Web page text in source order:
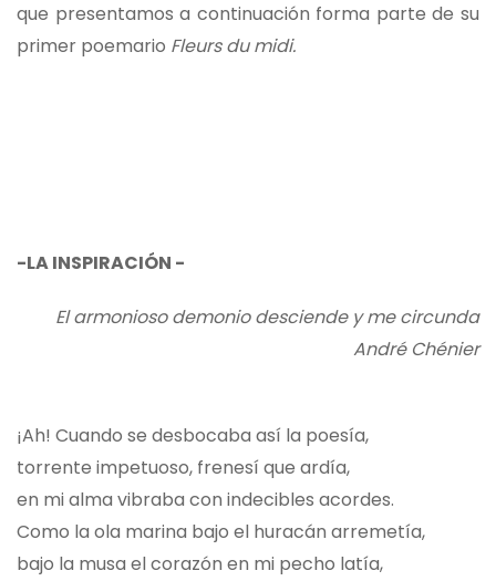
que presentamos a continuación forma parte de su
primer poemario Fleurs du midi.
-LA INSPIRACIÓN -
El armonioso demonio desciende y me circunda
André Chénier
¡Ah! Cuando se desbocaba así la poesía,
torrente impetuoso, frenesí que ardía,
en mi alma vibraba con indecibles acordes.
Como la ola marina bajo el huracán arremetía,
bajo la musa el corazón en mi pecho latía,